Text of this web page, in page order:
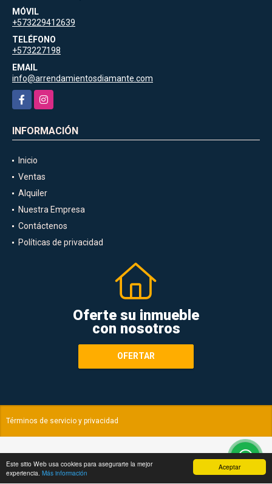
Aceptar
Este sitio Web usa cookies para asegurarte la mejor
experiencia. Más información
MÓVIL
+573229412639
TELÉFONO
+573227198
EMAIL
info@arrendamientosdiamante.com
FacebookInstagram
INFORMACIÓN
Inicio
Ventas
Alquiler
Nuestra Empresa
Contáctenos
Políticas de privacidad
Oferte su inmueble
con nosotros
OFERTAR
Términos de servicio y privacidad